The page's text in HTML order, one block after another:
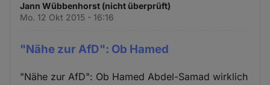
Jann Wübbenhorst (nicht überprüft)
Mo. 12 Okt 2015 - 16:16
"Nähe zur AfD": Ob Hamed
"Nähe zur AfD": Ob Hamed Abdel-Samad wirklich